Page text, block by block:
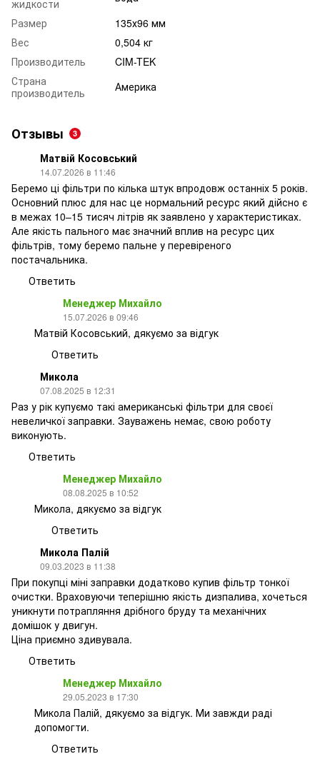
жидкости
Размер
135х96 мм
Вес
0,504 кг
Производитель
CIM-TEK
Страна
производитель
Америка
Отзывы 3
Матвій Косовський
14.07.2026 в 11:46
Беремо ці фільтри по кілька штук впродовж останніх 5 років.
Основний плюс для нас це нормальний ресурс який дійсно є
в межах 10–15 тисяч літрів як заявлено у характеристиках.
Але якість пального має значний вплив на ресурс цих
фільтрів, тому беремо пальне у перевіреного
постачальника.
Ответить
Менеджер Михайло
15.07.2026 в 09:46
Матвій Косовський, дякуємо за відгук
Ответить
Микола
07.08.2025 в 12:31
Раз у рік купуємо такі американські фільтри для своєї
невеличкої заправки. Зауважень немає, свою роботу
виконують.
Ответить
Менеджер Михайло
08.08.2025 в 10:52
Микола, дякуємо за відгук
Ответить
Микола Палій
09.03.2023 в 11:38
При покупці міні заправки додатково купив фільтр тонкої
очистки. Враховуючи теперішню якість дизпалива, хочеться
уникнути потрапляння дрібного бруду та механічних
домішок у двигун.
Ціна приємно здивувала.
Ответить
Менеджер Михайло
29.05.2023 в 17:30
Микола Палій, дякуємо за відгук. Ми завжди раді
допомогти.
Ответить